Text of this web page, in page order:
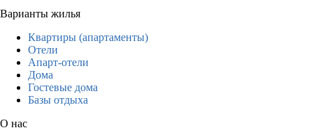
Варианты жилья
Квартиры (апартаменты)
Отели
Апарт-отели
Дома
Гостевые дома
Базы отдыха
О нас